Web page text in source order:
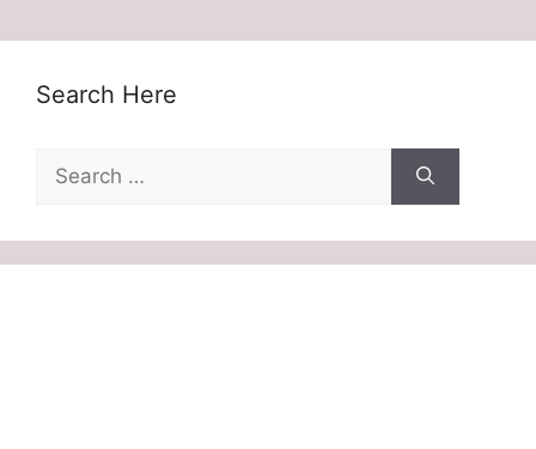
Search Here
for: